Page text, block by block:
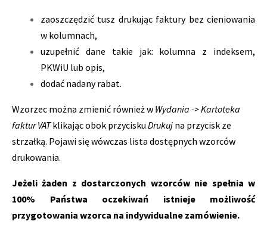
zaoszczędzić tusz drukując faktury bez cieniowania
w kolumnach,
uzupełnić dane takie jak: kolumna z indeksem,
PKWiU lub opis,
dodać nadany rabat.
Wzorzec można zmienić również w Wydania -> Kartoteka
faktur VATklikając obok przycisku Drukuj na przycisk ze
strzałką. Pojawi się wówczas lista dostępnych wzorców
drukowania.
Jeżeli żaden z dostarczonych wzorców nie spełnia w
100% Państwa oczekiwań istnieje możliwość
przygotowania wzorca na indywidualne zamówienie.